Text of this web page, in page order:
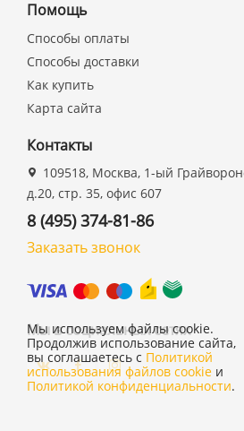
Помощь
Способы оплаты
Способы доставки
Как купить
Карта сайта
Контакты
109518, Москва, 1-ый
д.20, стр. 35, офис 607
8 (495) 374-81-86
Заказать звонок
Мы в социальных сетях
Мы используем файлы cookie.
Продолжив использование сайта,
вы соглашаетесь с Политикой
использования файлов cookie и
Политикой конфиденциальности.